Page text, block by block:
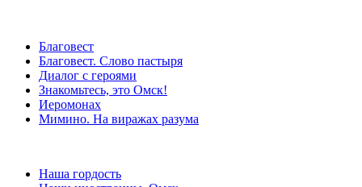
Благовест
Благовест. Слово пастыря
Диалог с героями
Знакомьтесь, это Омск!
Иеромонах
Мимино. На виражах разума
Наша гордость